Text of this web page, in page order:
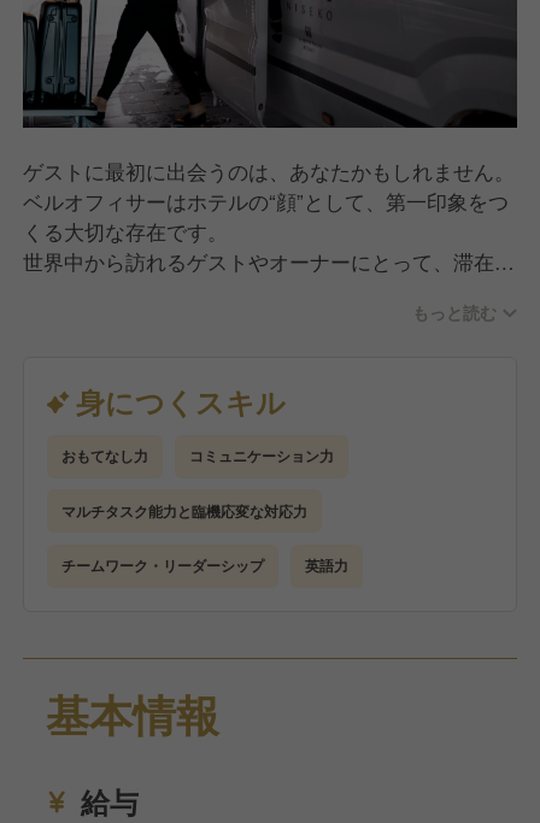
んで働ける環境から生まれる。
それが、雪ニセコのホスピタリティです。
ゲストに最初に出会うのは、あなたかもしれません。
ベルオフィサーはホテルの“顔”として、第一印象をつ
くる大切な存在です。
世界中から訪れるゲストやオーナーにとって、滞在の
主な業務は、メインエントランスでのゲスト対応や荷
物運搬、アメニティのデリバリー、宅配便や忘れ物の
管理など。
また、ハイエースやアルファードを使用した送迎対応
やスケジュール管理、他部署（フロント・温泉）との
ご経験に応じて、新人スタッフのトレーニングや業務
もっと読む
身につくスキル
おもてなし力 コミュニケーション力
マルチタスク能力と臨機応変な対応力
チームワーク・リーダーシップ 英語力
基本情報
給与